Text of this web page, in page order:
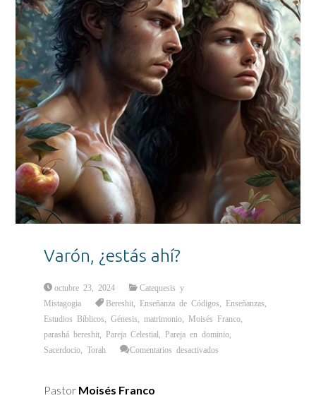
Varón, ¿estás ahí?
octubre 23, 2024
Catequesis y
Mistagogia
Bereshit Enseñanza de Códigos Enseñanzas
Estudios Bíblicos
,Génesis ,matrimonio Moisés Franco
parashá bereshit
Pareja Celestial Pareja en dominio
Sacerdocio ,Torah Comentarios desactivados
Pastor Moisés Franco